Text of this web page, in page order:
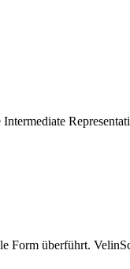
Form überführt.